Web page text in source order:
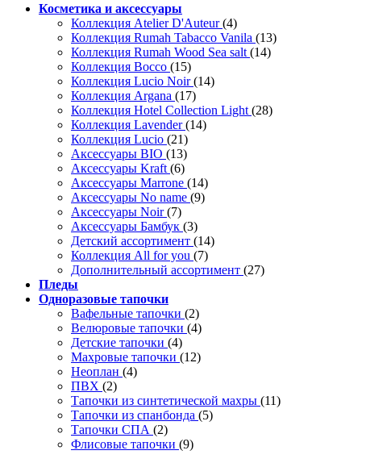
Косметика и аксессуары
Коллекция Atelier D'Auteur(4)
Коллекция Rumah Tabacco Vanila (13)
Коллекция Rumah Wood Sea salt (14)
Коллекция Bocco (15)
Коллекция Lucio Noir(14)
Коллекция Argana (17)
Коллекция Hotel Collection Light (28)
Коллекция Lavender(14)
Коллекция Lucio (21)
Аксессуары BIO (13)
Аксессуары Kraft (6)
Аксессуары Marrone (14)
Аксессуары No name (9)
Аксессуары Noir(7)
Аксессуары Бамбук (3)
Детский ассортимент (14)
Коллекция All for you (7)
Дополнительный ассортимент (27)
Пледы
Одноразовые тапочки
Вафельные тапочки (2)
Велюровые тапочки (4)
Детские тапочки (4)
Махровые тапочки (12)
Неоплан (4)
ПВХ (2)
Тапочки из синтетической махры (11)
Тапочки из спанбонда (5)
Тапочки СПА (2)
Флисовые тапочки (9)